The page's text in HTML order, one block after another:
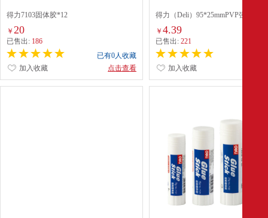
得力7103固体胶*12
￥ 20
已售出: 186
已有0人收藏
点击查看
加入收藏
得力（Deli）95*25mmPVP强力固
￥4.39
已售出:221
加入收藏